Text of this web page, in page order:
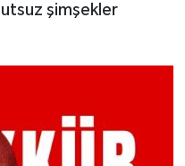
şimşekler